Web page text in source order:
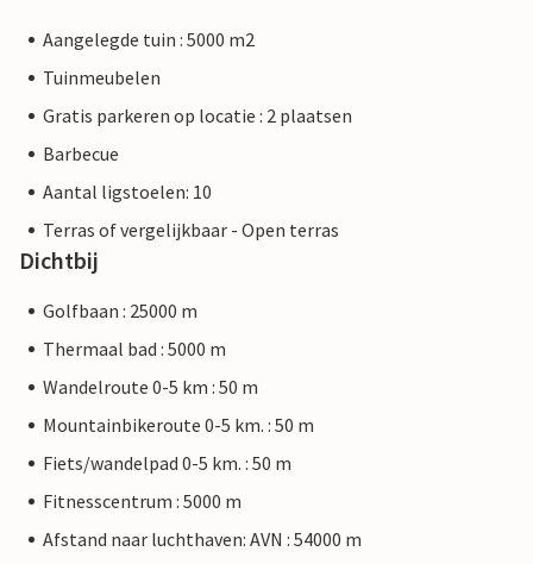
Aangelegde tuin : 5000 m2
Tuinmeubelen
Gratis parkeren op locatie : 2 plaatsen
Barbecue
Aantal ligstoelen: 10
Terras of vergelijkbaar - Open terras
Dichtbij
Golfbaan : 25000 m
Thermaal bad : 5000 m
Wandelroute 0-5 km : 50 m
Mountainbikeroute 0-5 km. : 50 m
Fiets/wandelpad 0-5 km. : 50 m
Fitnesscentrum : 5000 m
Afstand naar luchthaven: AVN : 54000 m